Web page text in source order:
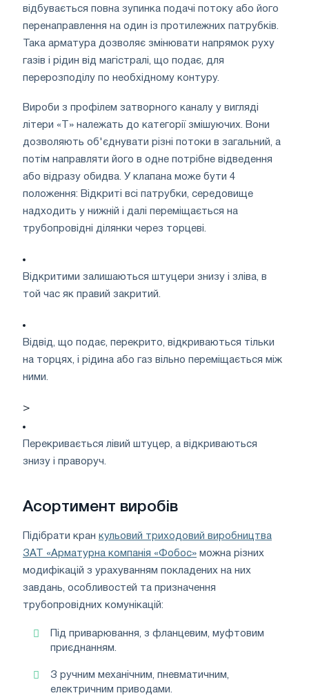
відбувається повна зупинка подачі потоку або його
перенаправлення на один із протилежних патрубків.
Така арматура дозволяє змінювати напрямок руху
газів і рідин від магістралі, що подає, для
перерозподілу по необхідному контуру.
Вироби з профілем затворного каналу у вигляді
літери «Т» належать до категорії змішуючих. Вони
дозволяють об'єднувати різні потоки в загальний, а
потім направляти його в одне потрібне відведення
або відразу обидва. У клапана може бути 4
положення: Відкриті всі патрубки, середовище
надходить у нижній і далі переміщається на
трубопровідні ділянки через торцеві.
Відкритими залишаються штуцери знизу і зліва, в
той час як правий закритий.
Відвід, що подає, перекрито, відкриваються тільки
на торцях, і рідина або газ вільно переміщається між
ними.
>
Перекривається лівий штуцер, а відкриваються
знизу і праворуч.
Асортимент виробів
Підібрати кран кульовий триходовий виробництва
ЗАТ «Арматурна компанія «Фобос» можна різних
модифікацій з урахуванням покладених на них
завдань, особливостей та призначення
трубопровідних комунікацій:
Під приварювання, з фланцевим, муфтовим
приєднанням.
З ручним механічним, пневматичним,
електричним приводами.